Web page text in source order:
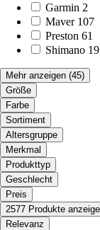
Garmin 2
Maver 107
Preston 61
Shimano 19
Mehr anzeigen (45)
Größe
Farbe
Sortiment
Altersgruppe
Merkmal
Produkttyp
Geschlecht
Preis
2577 Produkte
Relevanz